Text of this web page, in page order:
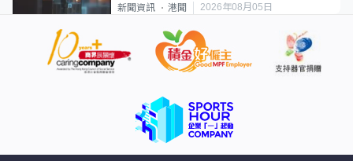
新聞資訊 港聞 2026年08月05日